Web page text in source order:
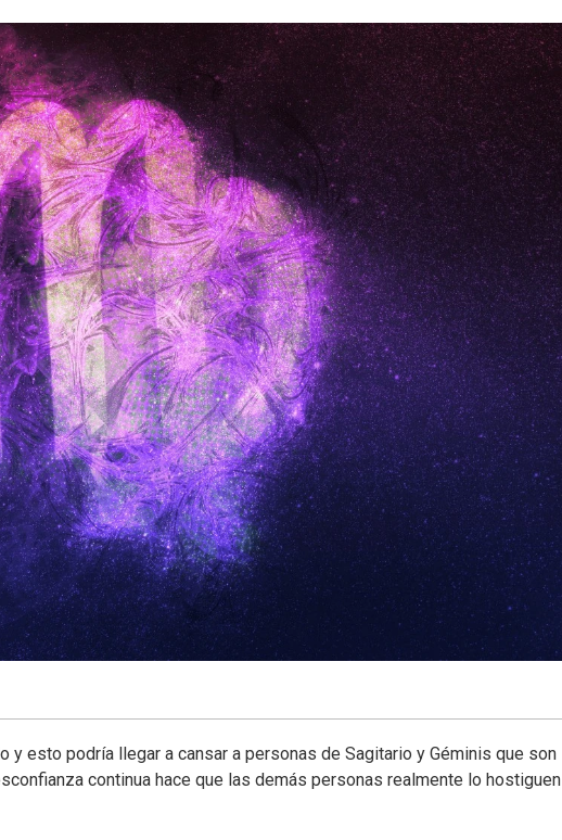
y esto podría llegar a cansar a personas de Sagitario y Géminis que son
continua hace que las demás personas realmente lo hostiguen